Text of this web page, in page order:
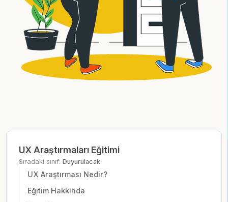
UX Araştırmaları Eğitimi
Sıradaki sınıf: Duyurulacak
UX Araştırması Nedir?
Eğitim Hakkında